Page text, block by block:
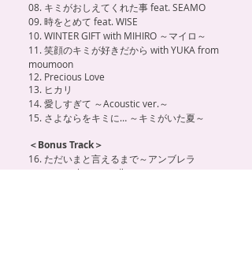
08. キミがおしえてくれた事 feat. SEAMO
09. 時をとめて feat. WISE
10. WINTER GIFT with MIHIRO ～マイロ～
11. 笑顔のキミが好きだから with YUKA from
moumoon
12. Precious Love
13. ヒカリ
14. 愛しすぎて ～Acoustic ver.～
15. さよならをキミに… ～キミがいた夏～
＜Bonus Track＞
16. ただいまと言えるまで～アンブレラ
(Special Live medley)